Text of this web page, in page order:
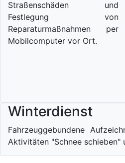
Straßenschäden und
Festlegung von
Reparaturmaßnahmen per
Mobilcomputer vor Ort.
Winterdienst
Fahrzeuggebundene
Aktivitäten "Schnee schieben"